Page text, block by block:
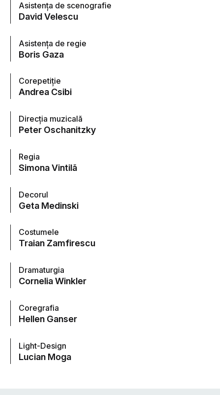
Asistenţa de scenografie
David Velescu
Asistenţa de regie
Boris Gaza
Corepetiţie
Andrea Csibi
Direcţia muzicală
Peter Oschanitzky
Regia
Simona Vintilã
Decorul
Geta Medinski
Costumele
Traian Zamfirescu
Dramaturgia
Cornelia Winkler
Coregrafia
Hellen Ganser
Light-Design
Lucian Moga